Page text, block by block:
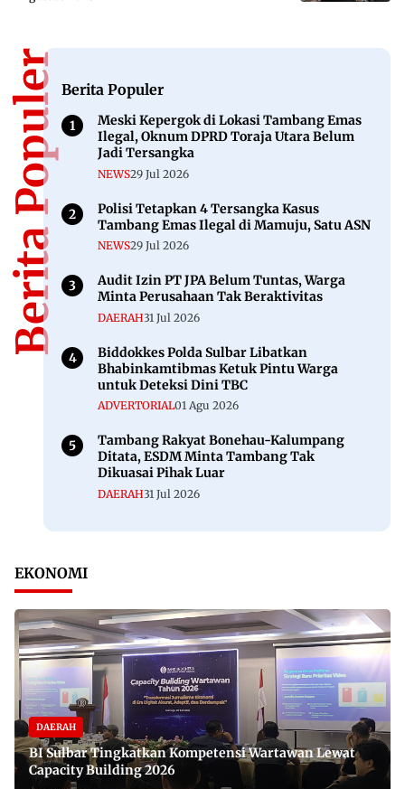
Berita PopulerBerita Populer
Meski Kepergok di Lokasi Tambang Emas
Ilegal, Oknum DPRD Toraja Utara Belum
Jadi Tersangka
NEWS29 Jul 2026
Polisi Tetapkan 4 Tersangka Kasus
Tambang Emas Ilegal di Mamuju, Satu ASN
NEWS29 Jul 2026
Audit Izin PT JPA Belum Tuntas, Warga
Minta Perusahaan Tak Beraktivitas
DAERAH31 Jul 2026
Biddokkes Polda Sulbar Libatkan
Bhabinkamtibmas Ketuk Pintu Warga
untuk Deteksi Dini TBC
ADVERTORIAL01 Agu 2026
Tambang Rakyat Bonehau-Kalumpang
Ditata, ESDM Minta Tambang Tak
Dikuasai Pihak Luar
DAERAH31 Jul 2026
EKONOMI
DAERAH
BI Sulbar Tingkatkan Kompetensi Wartawan Lewat
Capacity Building 2026